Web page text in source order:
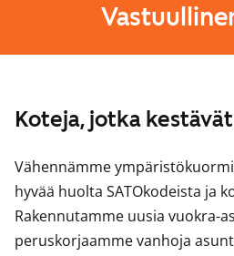
Koteja, jotka
Vähennämme
hyvää huolta SATOkodeista ja
Rakennutamme uusia vuokra-
peruskorjaamme vanhoja